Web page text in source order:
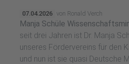
07.04.2026 von Ronald Verch
Manja Schüle
seit drei Jahren ist Dr. Manja
unseres Fördervereins für den
und nun ist sie quasi Deutsche